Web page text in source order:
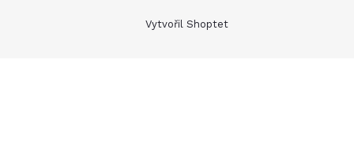
Vytvořil Shoptet